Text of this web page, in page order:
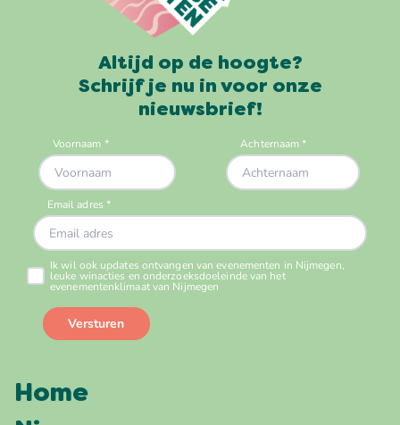
Altijd op de hoogte?
Schrijf je nu in voor onze
nieuwsbrief!
Home